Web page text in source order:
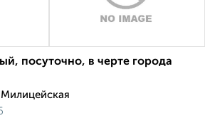
посуточно, в черте города